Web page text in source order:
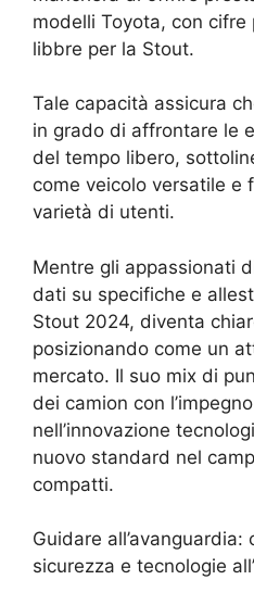
modelli Toyota, con cifre
libbre per la Stout.
Tale capacità assicura
in grado di affrontare le
del tempo libero,
come veicolo versatile e
varietà di utenti.
Mentre gli appassionati
dati su specifiche e
Stout 2024, diventa
posizionando come un
mercato. Il suo mix di
dei camion con
nell’innovazione
nuovo standard nel
compatti.
Guidare
sicurezza e tecnologie